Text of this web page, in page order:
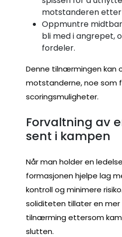
motstanderen
Oppmuntre
bli med i angrepet,
fordeler.
Denne tilnærmingen kan
motstanderne, noe som
scoringsmuligheter.
Forvaltning av
sent i kampen
Når man holder en
formasjonen hjelpe lag
kontroll og minimere
soliditeten tillater en mer
tilnærming ettersom
slutten.